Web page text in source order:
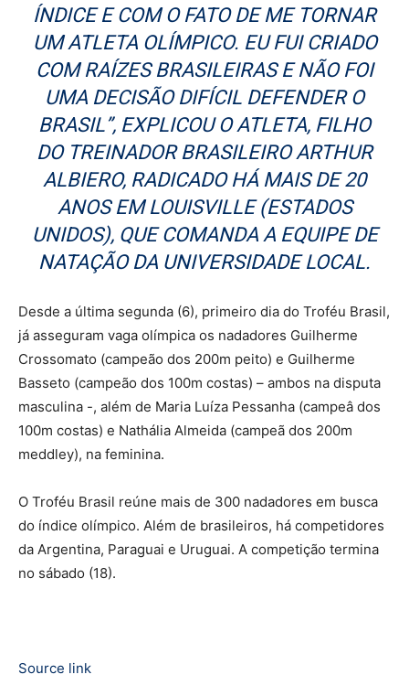
ÍNDICE E COM O FATO DE ME TORNAR
UM ATLETA OLÍMPICO. EU FUI CRIADO
COM RAÍZES BRASILEIRAS E NÃO FOI
UMA DECISÃO DIFÍCIL DEFENDER O
BRASIL”, EXPLICOU O ATLETA, FILHO
DO TREINADOR BRASILEIRO ARTHUR
ALBIERO, RADICADO HÁ MAIS DE 20
ANOS EM LOUISVILLE (ESTADOS
UNIDOS), QUE COMANDA A EQUIPE DE
NATAÇÃO DA UNIVERSIDADE LOCAL.
Desde a última segunda (6), primeiro dia do Troféu Brasil,
já asseguram vaga olímpica os nadadores Guilherme
Crossomato (campeão dos 200m peito) e Guilherme
Basseto (campeão dos 100m costas) – ambos na disputa
masculina -, além de Maria Luíza Pessanha (campeâ dos
100m costas) e Nathália Almeida (campeã dos 200m
meddley), na feminina.
O Troféu Brasil reúne mais de 300 nadadores em busca
do índice olímpico. Além de brasileiros, há competidores
da Argentina, Paraguai e Uruguai. A competição termina
no sábado (18).
Source link